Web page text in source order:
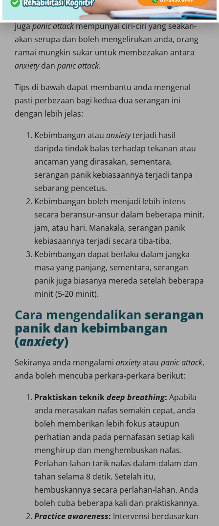
Oleh sebab gejala-gejala atau simptomanxietydan
jugapanic attackmempunyai ciri-ciri yang seakan-
akan serupa dan boleh mengelirukan anda, orang
ramai mungkin sukar untuk membezakan antara
anxietydan panic attack.
Tips di bawah dapat membantu anda mengenal
pasti perbezaan bagi kedua-dua serangan ini
dengan lebih jelas:
Kebimbangan atau anxietyterjadi hasil
daripda tindak balas terhadap tekanan atau
ancaman yang dirasakan, sementara,
serangan panik kebiasaannya terjadi tanpa
sebarang pencetus.
Kebimbangan boleh menjadi lebih intens
secara beransur-ansur dalam beberapa minit,
jam, atau hari. Manakala, serangan panik
kebiasaannya terjadi secara tiba-tiba.
Kebimbangan dapat berlaku dalam jangka
masa yang panjang, sementara, serangan
panik juga biasanya mereda setelah beberapa
minit (5-20 minit).
Cara mengendalikan serangan
panik dan kebimbangan
(anxiety)
Sekiranya anda mengalami anxietyatau panic attack,
anda boleh mencuba perkara-perkara berikut:
Praktiskan teknikdeep breathing: Apabila
anda merasakan nafas semakin cepat, anda
boleh memberikan lebih fokus ataupun
perhatian anda pada pernafasan setiap kali
menghirup dan menghembuskan nafas.
Perlahan-lahan tarik nafas dalam-dalam dan
tahan selama 8 detik. Setelah itu,
hembuskannya secara perlahan-lahan. Anda
boleh cuba beberapa kali dan praktiskannya.
Practice awareness: Intervensi berdasarkan